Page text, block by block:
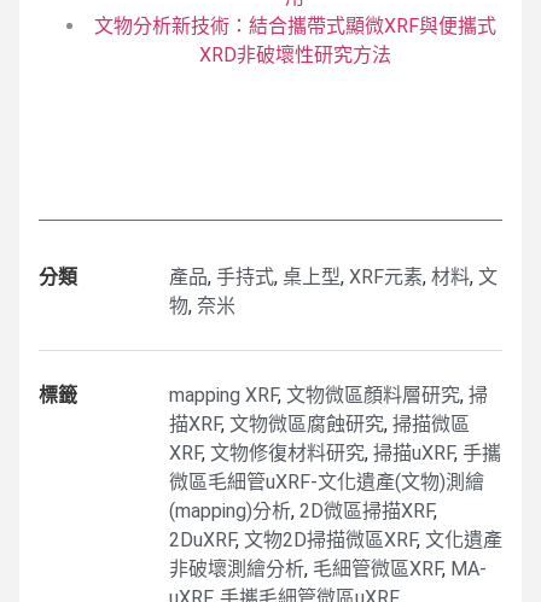
文物分析新技術：結合攜帶式顯微XRF與便攜式
XRD非破壞性研究方法
分類 產品, 手持式, 桌上型, XRF元素, 材料, 文
物, 奈米
標籤 mapping XRF, 文物微區顏料層研究, 掃
描XRF, 文物微區腐蝕研究, 掃描微區
XRF, 文物修復材料研究, 掃描uXRF, 手攜
微區毛細管uXRF-文化遺產(文物)測繪
(mapping)分析, 2D微區掃描XRF,
2DuXRF, 文物2D掃描微區XRF, 文化遺產
非破壞測繪分析, 毛細管微區XRF, MA-
uXRF, 手攜毛細管微區uXRF